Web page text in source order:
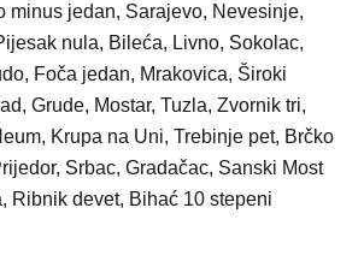
minus jedan, Sarajevo, Nevesinje,
nula, Bileća, Livno, Sokolac,
Foča jedan, Mrakovica, Široki
Grude, Mostar, Tuzla, Zvornik tri,
Krupa na Uni, Trebinje pet, Brčko
Srbac, Gradačac, Sanski Most
Ribnik devet, Bihać 10 stepeni